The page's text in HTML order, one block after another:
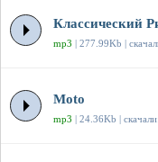
Классический
mp3 | 277.99Kb |
Moto
mp3 | 24.36Kb |